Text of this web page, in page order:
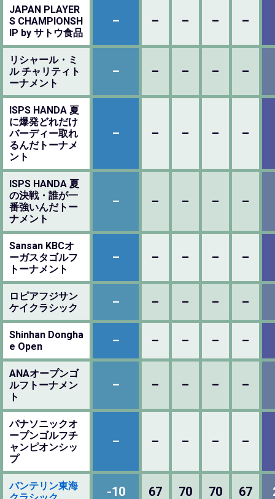
JAPAN PLAYER
S CHAMPIONSH
IP by サトウ食品
– – – – –
リシャール・ミ
ル チャリティト
ーナメント
– – – – –
ISPS HANDA 夏
に爆発どれだけ
バーディー取れ
るんだトーナメ
ント
– – – – –
ISPS HANDA 夏
の決戦・誰が一
番強いんだトー
ナメント
– – – – –
Sansan KBCオ
ーガスタゴルフ
トーナメント
– – – – –
ロピアフジサン
ケイクラシック
– – – – –
Shinhan Dongha
e Open
– – – – –
ANAオープンゴ
ルフトーナメン
ト
– – – – –
パナソニックオ
ープンゴルフチ
ャンピオンシッ
プ
– – – – –
バンテリン東海
-10 67 70 70 67